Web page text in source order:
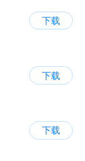
下载
下载
下载